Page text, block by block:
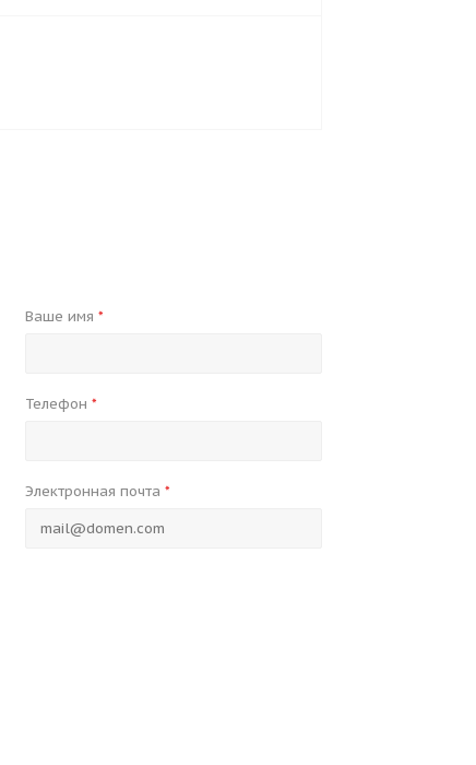
Ваше имя *
Телефон *
Электронная почта *